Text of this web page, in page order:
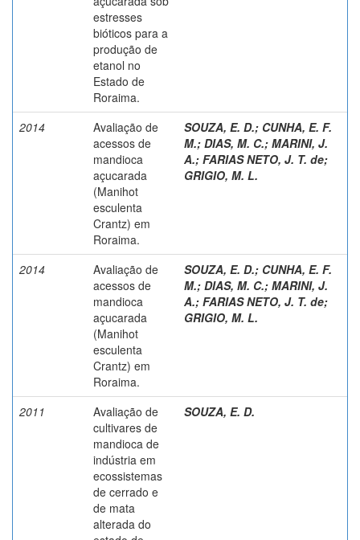
estresses
bióticos para a
produção de
etanol no
Estado de
Roraima.
2014
Avaliação de
acessos de
mandioca
açucarada
(Manihot
esculenta
Crantz) em
Roraima.
SOUZA, E. D.; CUNHA, E. F.
M.; DIAS, M. C.; MARINI, J.
A.; FARIAS NETO, J. T. de;
GRIGIO, M. L.
2014
Avaliação de
acessos de
mandioca
açucarada
(Manihot
esculenta
Crantz) em
Roraima.
SOUZA, E. D.; CUNHA, E. F.
M.; DIAS, M. C.; MARINI, J.
A.; FARIAS NETO, J. T. de;
GRIGIO, M. L.
2011
Avaliação de
cultivares de
mandioca de
indústria em
ecossistemas
de cerrado e
de mata
alterada do
SOUZA, E. D.